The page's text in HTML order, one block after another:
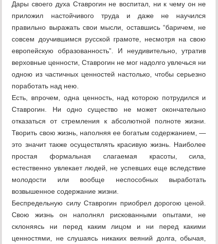
Дары своего духа Ставрогин не воспитал, ни к чему он не
приложил настойчивого труда и даже не научился
правильно выражать свои мысли, оставшись “баричем, не
совсем доучившимся русской грамоте, несмотря на свою
европейскую образованность”. И неудивительно, утратив
верховные ценности, Ставрогин не мог надолго увлечься ни
одною из частичных ценностей настолько, чтобы серьезно
поработать над нею.
Есть, впрочем, одна ценность, над которою потрудился и
Ставрогин. Ни одно существо не может окончательно
отказаться от стремления к абсолютной полноте жизни.
Творить свою жизнь, наполняя ее богатым содержанием, —
это значит также осуществлять красивую жизнь. Наиболее
простая формальная слагаемая красоты, сила,
естественно увлекает людей, не успевших еще вследствие
молодости или вообще неспособных выработать
возвышенное содержание жизни.
Беспредельную силу Ставрогин приобрел дорогою ценой.
Свою жизнь он наполнял рискованными опытами, не
склоняясь ни перед каким лицом и ни перед какими
ценностями, не слушаясь никаких веяний долга, обычая,